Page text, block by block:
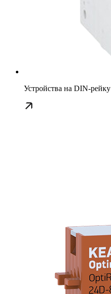
Устройства на DIN-рейку